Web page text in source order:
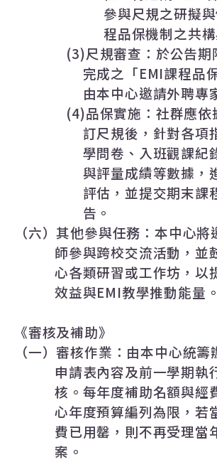
參與尺規之研擬
程品保機制之共
(3)尺規審查：於公告期
完成之「EMI課程品
由本中心邀請外聘專
(4)品保實施：社群應依
訂尺規後，針對各項
學問卷、入班觀課紀
與評量成績等數據，
評估，並提交期末課
告。
（六）其他參與任務：本中心
師參與跨校交流活動，並
心各類研習或工作坊，以
效益與EMI教學推動能量。
《審核及補助》
（一）審核作業：由本中心統
申請表內容及前一學期執
核。每年度補助名額與經
心年度預算編列為限，若
費已用罄，則不再受理當
案。